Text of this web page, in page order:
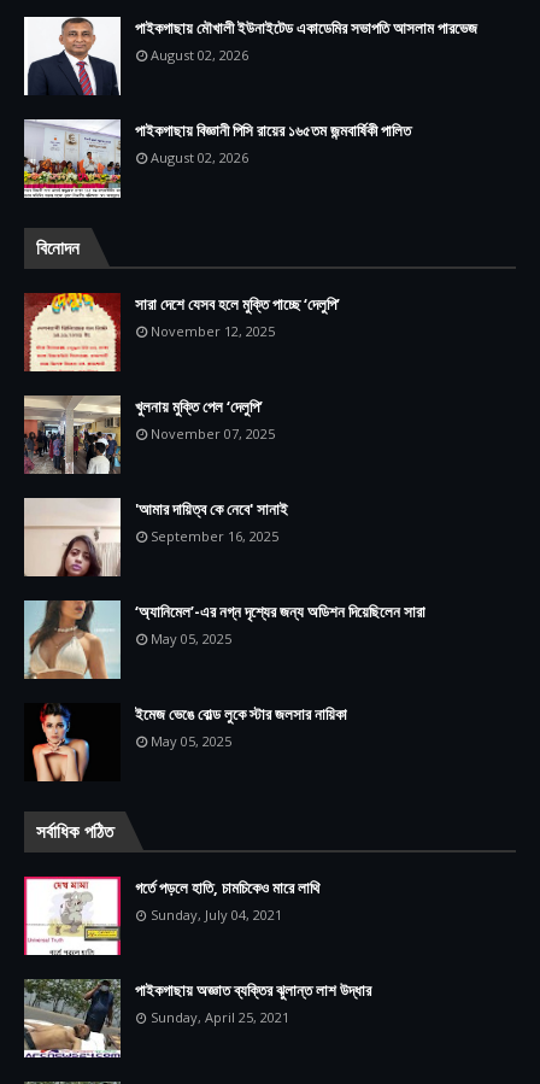
পাইকগাছায় মৌখালী ইউনাইটেড একাডেমির সভাপতি আসলাম পারভেজ
August 02, 2026
পাইকগাছায় বিজ্ঞানী পিসি রায়ের ১৬৫তম জন্মবার্ষিকী পালিত
August 02, 2026
বিনোদন
সারা দেশে যেসব হলে মুক্তি পাচ্ছে ‘দেলুপি’
November 12, 2025
খুলনায় মুক্তি পেল ‘দেলুপি’
November 07, 2025
'আমার দায়িত্ব কে নেবে' সানাই
September 16, 2025
‘অ্যানিমেল’-এর নগ্ন দৃশ্যের জন্য অডিশন দিয়েছিলেন সারা
May 05, 2025
ইমেজ ভেঙে বোল্ড লুকে স্টার জলসার নায়িকা
May 05, 2025
সর্বাধিক পঠিত
গর্তে পড়লে হাতি, চামচিকেও মারে লাথি
Sunday, July 04, 2021
পাইকগাছায় অজ্ঞাত ব্যক্তির ঝুলান্ত লাশ উদ্ধার
Sunday, April 25, 2021